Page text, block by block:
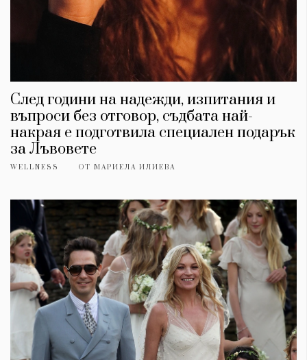
След години на надежди, изпитания и
въпроси без отговор, съдбата най-
накрая е подготвила специален подарък
за Лъвовете
WELLNESS ОТ МАРИЕЛА ИЛИЕВА